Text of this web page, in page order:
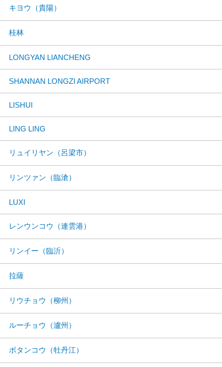
キヨウ（貴陽）
桂林
LONGYAN LIANCHENG
SHANNAN LONGZI AIRPORT
LISHUI
LING LING
リュイリヤン（呂梁市）
リンツァン（臨滄）
LUXI
レンウンコウ（連雲港）
リンイー（臨沂）
拉薩
リウチョウ（柳州）
ルーチョウ（瀘州）
ボタンコウ（牡丹江）